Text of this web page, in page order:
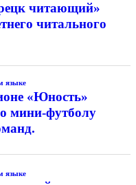
читающий»
читального
языке
«Юность»
мини-футболу
языке